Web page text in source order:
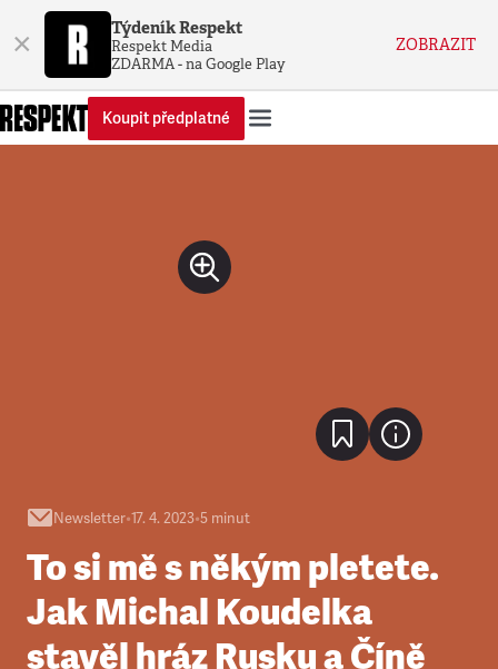
× Týdeník Respekt
Respekt Media
ZDARMA - na Google Play
ZOBRAZIT
Koupit předplatné
Newsletter•17. 4. 2023•5 minut
To si mě s někým pletete.
Jak Michal Koudelka
stavěl hráz Rusku a Číně